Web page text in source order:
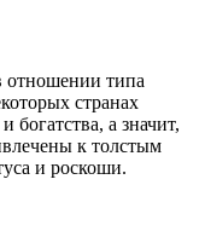
отношении типа
странах
богатства, а значит,
к толстым
и роскоши.